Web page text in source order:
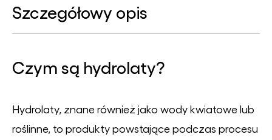
Szczegółowy opis
Czym są hydrolaty?
Hydrolaty, znane również jako wody kwiatowe lub
roślinne, to produkty powstające podczas procesu